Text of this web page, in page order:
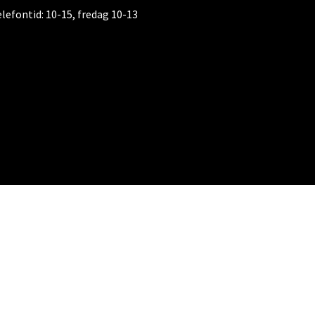
10-15, fredag 10-13